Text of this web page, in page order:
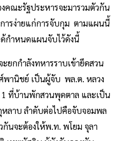
คณะรัฐประหารจะมารวมตัวกัน
ารง่ายแก่การจับกุม ตามแผนนี้
ด้กำหนดแผนจับไว้ดังนี้
ยกกำลังทหารราบเข้ายึดสวน
พานิชย์ เป็นผู้จับ พล.ต. หลวง
1 ที่บ้านพักสวนพุดตาล และเป็น
ลาบ ลำดับต่อไปคือจับจอมพล
นจะต้องให้พ.ท. พโยม จุลา